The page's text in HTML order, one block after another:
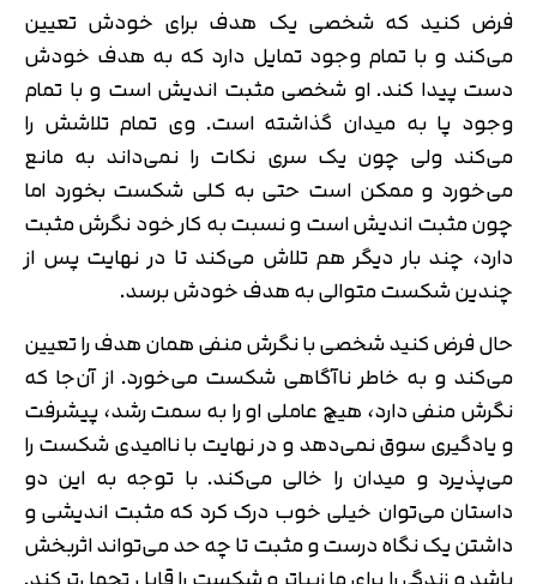
فرض کنید که شخصی یک هدف برای خودش تعیین
می‌کند و با تمام وجود تمایل دارد که به هدف خودش
دست پیدا کند. او شخصی مثبت اندیش است و با تمام
وجود پا به میدان گذاشته است. وی تمام تلاشش را
می‌کند ولی چون یک سری نکات را نمی‌داند به مانع
می‌خورد و ممکن است حتی به کلی شکست بخورد اما
چون مثبت اندیش است و نسبت به کار خود نگرش مثبت
دارد، چند بار دیگر هم تلاش می‌کند تا در نهایت پس از
چندین شکست متوالی به هدف خودش برسد.
حال فرض کنید شخصی با نگرش منفی همان هدف را تعیین
می‌کند و به خاطر ناآگاهی شکست می‌خورد. از آن‌جا که
نگرش منفی دارد، هیچ عاملی او را به سمت رشد، پیشرفت
و یادگیری سوق نمی‌دهد و در نهایت با ناامیدی شکست را
می‌پذیرد و میدان را خالی می‌کند. با توجه به این دو
داستان می‌توان خیلی خوب درک کرد که مثبت اندیشی و
داشتن یک نگاه درست و مثبت تا چه حد می‌تواند اثربخش